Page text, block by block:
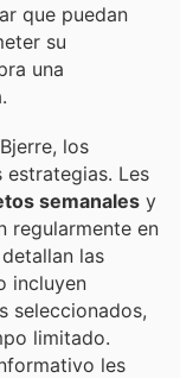
que puedan
su
una
los
estrategias. Les
semanales y
regularmente en
las
incluyen
seleccionados,
limitado.
les